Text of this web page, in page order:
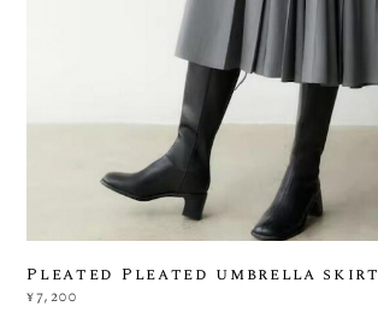
Pleated Pleated umbrella skirt
¥7,200